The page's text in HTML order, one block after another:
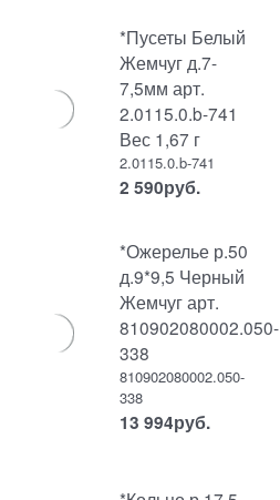
*Пусеты Белый
Жемчуг д.7-
7,5мм арт.
2.0115.0.b-741
Вес 1,67 г
2.0115.0.b-741
2 590руб.
*Ожерелье р.50
д.9*9,5 Черный
Жемчуг арт.
810902080002.050-
338
810902080002.050-
338
13 994руб.